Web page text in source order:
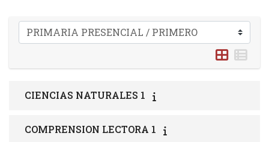
Categorías
CIENCIAS NATURALES 1
COMPRENSION LECTORA 1